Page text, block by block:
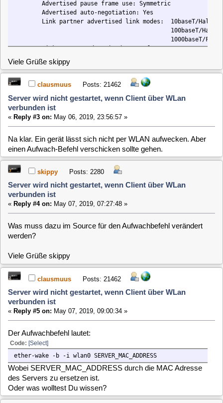
drv probe link
Link detected: yes
MLD-Kueche-LAN> ethtool wlan0
Settings for wlan0:
einen Aufwach-Befehl verschicken sollte gehen.
skippy Posts: 2280
Was muss dazu im Source für den Aufwachbefehl verändert
werden?
Viele Grüße skippy
clausmuus Posts: 21462
«Reply #5 on:May 07, 2019, 09:00:34 »
Der Aufwachbefehl lautet:
Code:
[Select]
ether-wake -b -i wlan0 SERVER_MAC_ADDRESS
Wobei SERVER_MAC_ADDRESS durch die MAC Adresse
des Servers zu ersetzen ist.
Oder was wolltest Du wissen?
skippy Posts: 2280
Server wird nicht gestartet, wenn Client über WLan
genau das war es, was ich wissen wollte. Ich teste das heute
Abend mal.
Vielen Dank und viele Grüße skippy
clausmuus Posts: 21462
verbunden ist
«Reply #7 on: May 07, 2019, 12:44:25 »
Die MAC Adresse des Servers steht in der /etc/rc.config des
clients unter NETWORK_SERVER_MAC
skippy Posts: 2280
Server wird nicht gestartet, wenn Client über WLan